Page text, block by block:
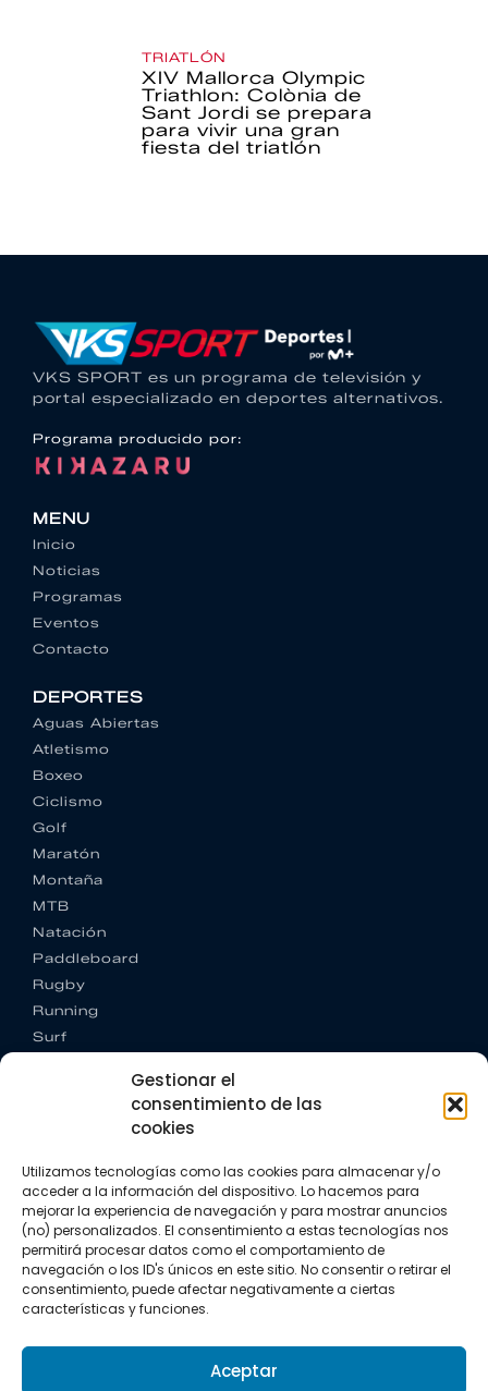
Gestionar el
consentimiento de las
cookies
Utilizamos tecnologías como las cookies para almacenar y/o
acceder a la información del dispositivo. Lo hacemos para
mejorar la experiencia de navegación y para mostrar anuncios
(no) personalizados. El consentimiento a estas tecnologías nos
permitirá procesar datos como el comportamiento de
navegación o los ID's únicos en este sitio. No consentir o retirar el
consentimiento, puede afectar negativamente a ciertas
características y funciones.
Aceptar
TRIATLÓN
XIV Mallorca Olympic
Triathlon: Colònia de
Sant Jordi se prepara
para vivir una gran
fiesta del triatlón
VKS SPORT es un programa de televisión y
portal especializado en deportes alternativos.
Programa producido por:
MENU
Inicio
Noticias
Programas
Eventos
Contacto
DEPORTES
Aguas Abiertas
Atletismo
Boxeo
Ciclismo
Golf
Maratón
Montaña
MTB
Natación
Paddleboard
Rugby
Running
Surf
CONTACTO
+34 662 342 177
info@vkssport.com
SÍGUENOS
Política de privacidad